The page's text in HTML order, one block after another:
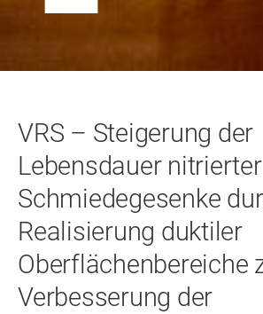
VRS – Steigerung der
Lebensdauer nitrierter
Schmiedegesenke
Realisierung duktiler
Oberflächenbereiche
Verbesserung der